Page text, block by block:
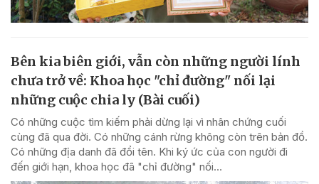
Bên kia biên giới, vẫn còn những người lính
chưa trở về: Khoa học "chỉ đường" nối lại
những cuộc chia ly (Bài cuối)
Có những cuộc tìm kiếm phải dừng lại vì nhân chứng cuối
cùng đã qua đời. Có những cánh rừng không còn trên bản đồ.
Có những địa danh đã đổi tên. Khi ký ức của con người đi
đến giới hạn, khoa học đã "chỉ đường" nối...